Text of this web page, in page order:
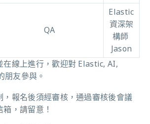
QA
Elastic
資深架
構師
Jason
在線上進行，歡迎對 Elastic, AI,
友參與。
，報名後須經審核，通過審核後會議
，請留意！